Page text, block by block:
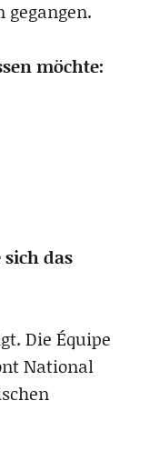
möchte:
das
Die Équipe
National